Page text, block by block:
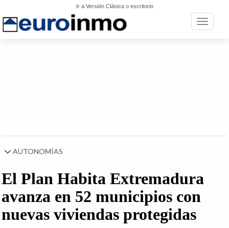
Ir a Versión Clásica o escritorio
Toggle
AUTONOMÍAS
El Plan Habita Extremadura
avanza en 52 municipios con
nuevas viviendas protegidas